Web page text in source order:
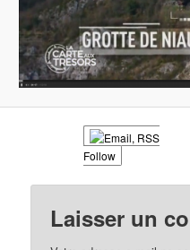
Follow
Laisser un